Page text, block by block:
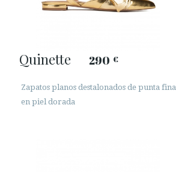
Quinette 290 €
Zapatos planos destalonados de punta fina
en piel dorada